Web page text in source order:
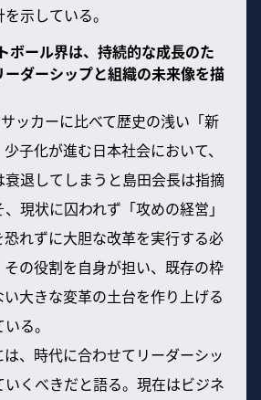
示している。
ボール界は、持続的な成長のた
ダーシップと組織の未来像を描
ッカーに比べて歴史の浅い「新
子化が進む日本社会において、
退してしまうと島田会長は指摘
現状に囚われず「攻めの経営」
れずに大胆な改革を実行する必
の役割を自身が担い、既存の枠
大きな変革の土台を作り上げる
る。
、時代に合わせてリーダーシッ
くべきだと語る。現在はビジネ